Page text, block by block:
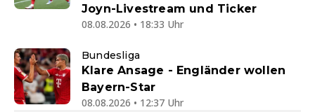
Joyn-Livestream und Ticker
08.08.2026 • 18:33 Uhr
Bundesliga
Klare Ansage - Engländer wollen
Bayern-Star
08.08.2026 • 12:37 Uhr